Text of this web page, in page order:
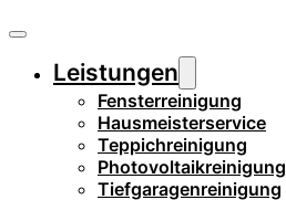
Leistungen
Fensterreinigung
Hausmeisterservice
Teppichreinigung
Photovoltaikreinigung
Tiefgaragenreinigung